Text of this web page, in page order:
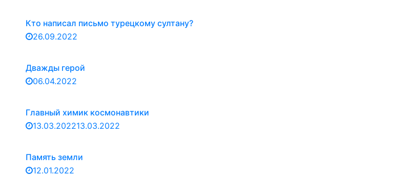
Кто написал письмо турецкому султану?
26.09.2022
Дважды герой
06.04.2022
Главный химик космонавтики
13.03.202213.03.2022
Память земли
12.01.2022